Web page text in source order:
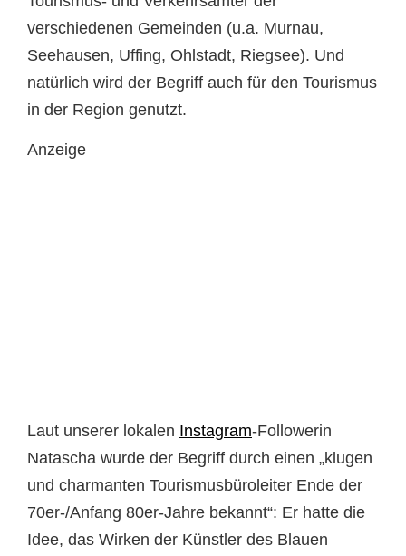
verschiedenen Gemeinden (u.a. Murnau,
Seehausen, Uffing, Ohlstadt, Riegsee). Und
natürlich wird der Begriff auch für den Tourismus
in der Region genutzt.
Anzeige
Laut unserer lokalen Instagram-Followerin
Natascha wurde der Begriff durch einen „klugen
und charmanten Tourismusbüroleiter Ende der
70er-/Anfang 80er-Jahre bekannt“: Er hatte die
Idee, das Wirken der Künstler des Blauen